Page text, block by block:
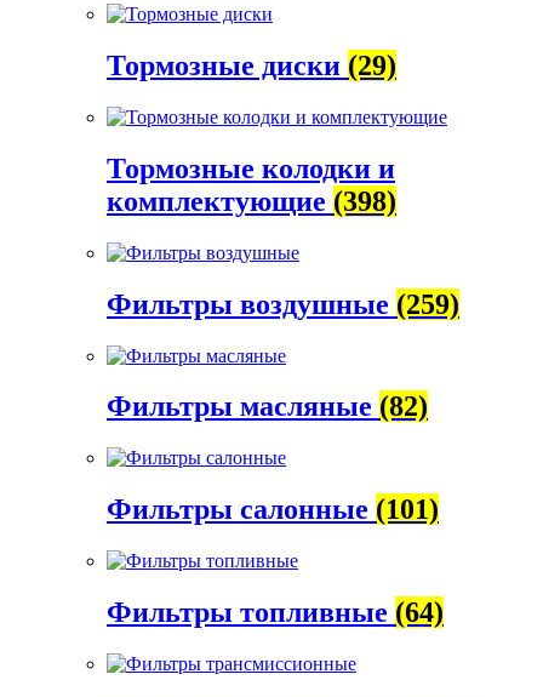
Тормозные диски (29)
Тормозные колодки и
комплектующие (398)
Фильтры воздушные (259)
Фильтры масляные (82)
Фильтры салонные (101)
Фильтры топливные (64)